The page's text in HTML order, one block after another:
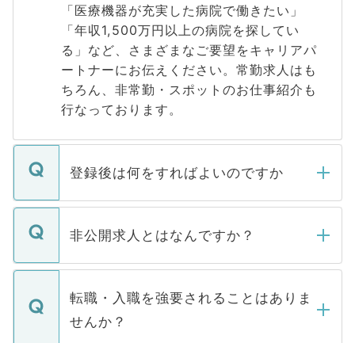
「医療機器が充実した病院で働きたい」
「年収1,500万円以上の病院を探してい
る」など、さまざまなご要望をキャリアパ
ートナーにお伝えください。常勤求人はも
ちろん、非常勤・スポットのお仕事紹介も
行なっております。
登録後は何をすればよいのですか
ご登録いただきましたら、弊社担当者がご
登録内容を確認し、その後メールもしくは
ます。通常、5営業日以内にはご連絡をせて
いただきますので、しばらくお待ちくださ
非公開求人とはなんですか？
マイナビDOCTORで取り扱っている求人の
うち約3割は、Webサイトからご覧いただ
けない「非公開求人」です。非公開求人は
下記の理由によって、一般には公開してい
転職・入職を強要されることはありま
せんか？